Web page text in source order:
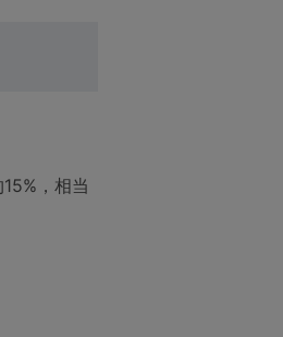
，相当